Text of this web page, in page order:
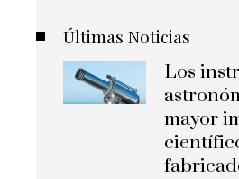
Últimas Noticias
Los
mayor